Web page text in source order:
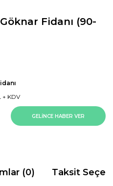
Fidanı (90-
+ KDV
GELİNCE HABER VER
(0) Taksit